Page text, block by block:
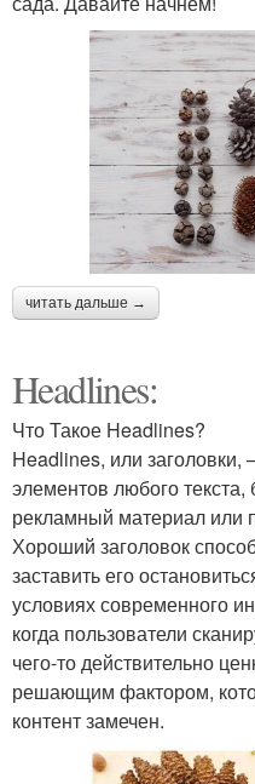
читать дальше →
Headlines:
Что Такое Headlines?
Headlines, или
элементов любого текста,
рекламный материал или
Хороший заголовок
заставить его
условиях современного
когда пользователи
чего-то действительно
решающим фактором,
контент замечен.